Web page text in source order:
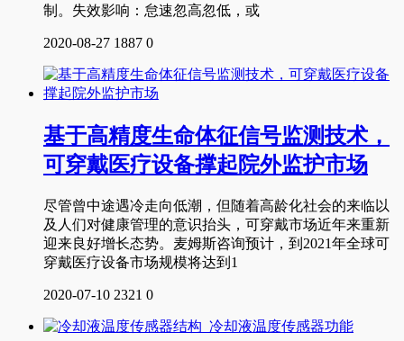
制。失效影响：怠速忽高忽低，或
2020-08-27 1887 0
基于高精度生命体征信号监测技术，
可穿戴医疗设备撑起院外监护市场
尽管曾中途遇冷走向低潮，但随着高龄化社会的来临以
及人们对健康管理的意识抬头，可穿戴市场近年来重新
迎来良好增长态势。麦姆斯咨询预计，到2021年全球可
穿戴医疗设备市场规模将达到1
2020-07-10 2321 0